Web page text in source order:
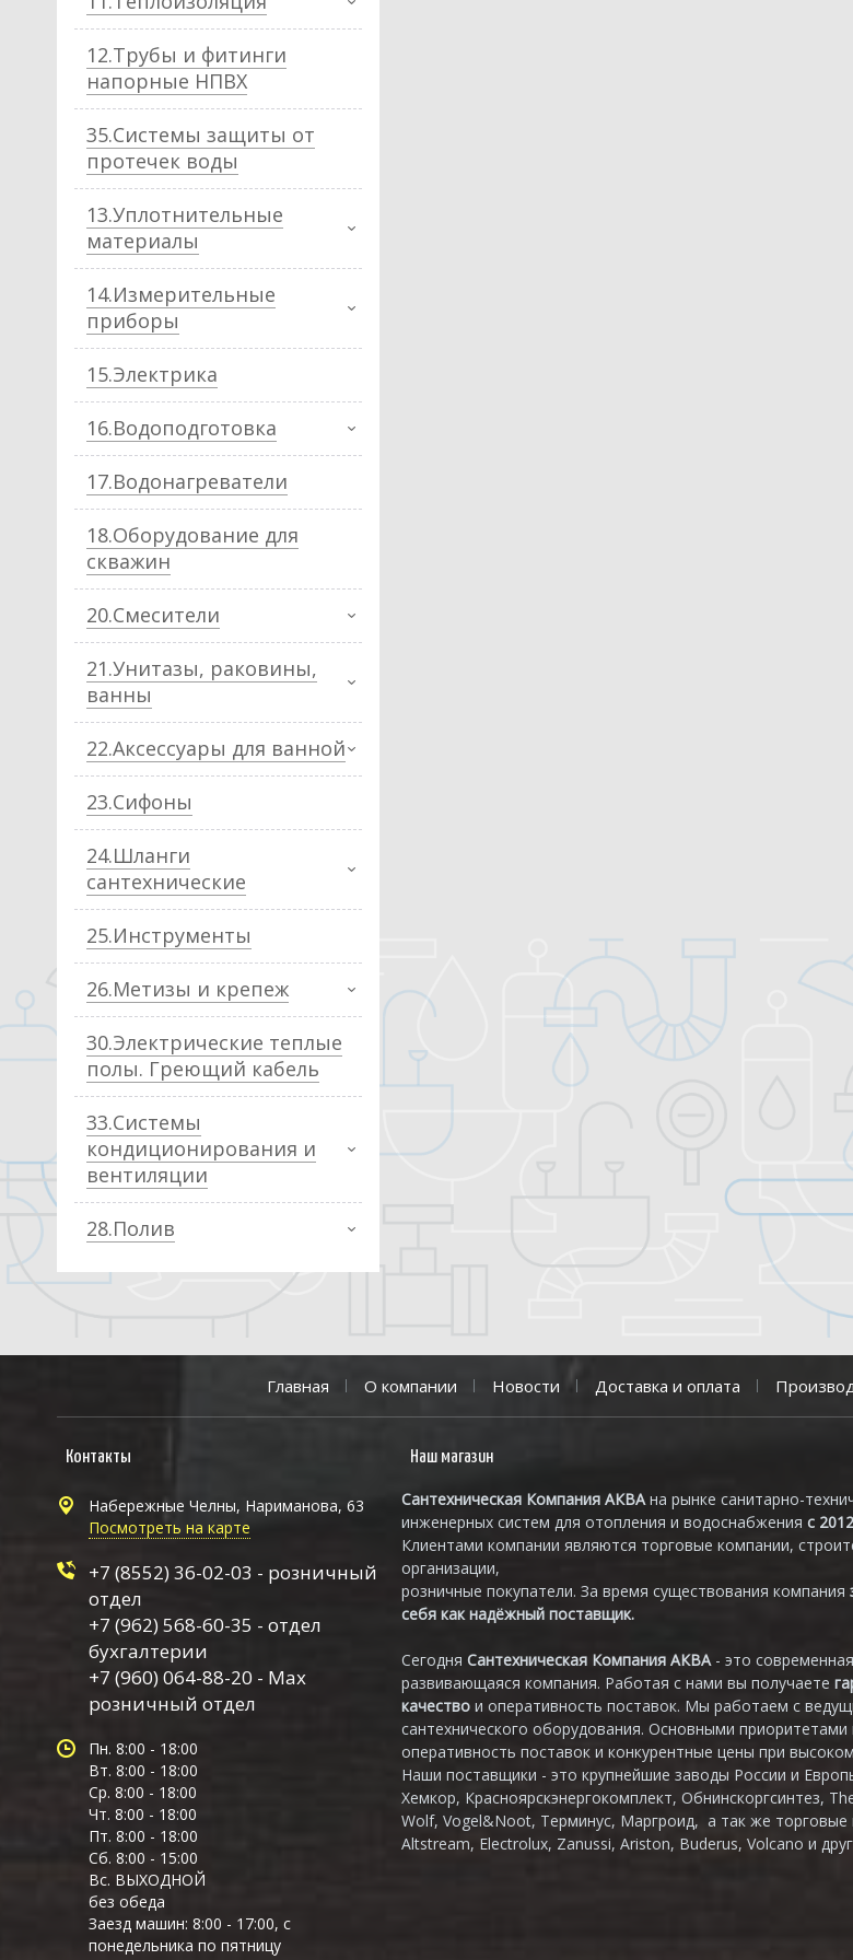
12.Трубы и фитинги
напорные НПВХ
35.Системы защиты от
протечек воды
13.Уплотнительные
материалы
14.Измерительные
приборы
15.Электрика
16.Водоподготовка
17.Водонагреватели
18.Оборудование для
скважин
20.Смесители
21.Унитазы, раковины,
ванны
22.Аксессуары для ванной
23.Сифоны
24.Шланги
сантехнические
25.Инструменты
26.Метизы и крепеж
30.Электрические теплые
полы. Греющий кабель
33.Системы
кондиционирования и
вентиляции
28.Полив
Главная О компании Новости Доставка и оплата
Контакты
Набережные Челны, Нариманова, 63
Посмотреть на карте
+7 (8552) 36-02-03 - розничный
отдел
+7 (962) 568-60-35 - отдел
бухгалтерии
+7 (960) 064-88-20 - Max
розничный отдел
Пн. 8:00 - 18:00
Вт. 8:00 - 18:00
Ср. 8:00 - 18:00
Чт. 8:00 - 18:00
Пт. 8:00 - 18:00
Сб. 8:00 - 15:00
Вс. ВЫХОДНОЙ
без обеда
Заезд машин: 8:00 - 17:00, с
понедельника по пятницу
Наш магазин
Сантехническая Компания АКВАна рынке санитарно-
инженерных систем для отопления и водоснабжения с
Клиентами компании являются торговые компании,
организации,
розничные покупатели. За время существования компания
себя как надёжный поставщик.
Сегодня Сантехническая Компания АКВА - это
развивающаяся компания. Работая с нами вы получаете
качество и оперативность поставок. Мы работаем с
сантехнического оборудования. Основными
оперативность поставок и конкурентные цены при
Наши поставщики - это крупнейшие заводы России и
Хемкор, Красноярскэнергокомплект, Обнинскоргсинтез,
Wolf, Vogel&Noot, Терминус, Маргроид, а так же торговые
Altstream, Electrolux, Zanussi, Ariston, Buderus, Volcano и